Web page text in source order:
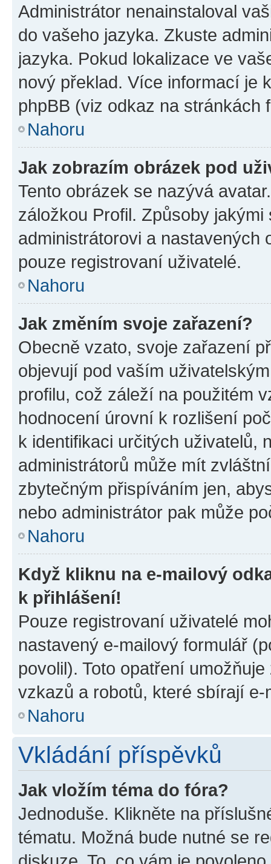
Administrátor nenainstaloval
do vašeho jazyka. Zkuste
jazyka. Pokud lokalizace ve
nový překlad. Více informací je
phpBB (viz odkaz na stránkách
Nahoru
Jak zobrazím obrázek pod
Tento obrázek se nazývá
záložkou Profil. Způsoby
administrátorovi a nastavených
pouze registrovaní uživatelé.
Nahoru
Jak změním svoje zařazení?
Obecně vzato, svoje zařazení
objevují pod vaším
profilu, což záleží na použitém
hodnocení úrovní k rozlišení
k identifikaci určitých uživatelů,
administrátorů může mít
zbytečným přispíváním jen,
nebo administrátor pak může
Nahoru
Když kliknu na e-mailový
k přihlášení!
Pouze registrovaní uživatelé
nastavený e-mailový formulář
povolil). Toto opatření
vzkazů a robotů, které sbírají e-
Nahoru
Vkládání příspěvků
Jak vložím téma do fóra?
Jednoduše. Klikněte na
tématu. Možná bude nutné se